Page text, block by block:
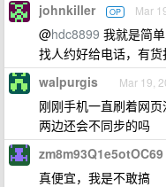
johnkiller OP Mar
@hdc8899 我就是简
找人约好给电话，有货
walpurgis Mar 19,
刚刚手机一直刷着网页
两边还会不同步的吗
zm8m93Q1e5otOC69
真便宜，我是不敢搞